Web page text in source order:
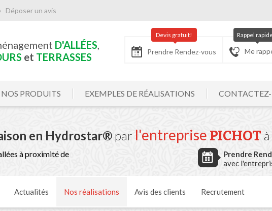
Déposer un avis
D'ALLÉES,
et TERRASSES Prendre Rendez-vous
Devis gratuit!
Me
Rappel
NOS PRODUITS EXEMPLES DE RÉALISATIONS
en Hydrostar®par l'entreprise PICHOT
à proximité de
Prendre
avec
Actualités Nos réalisations Avis des clients Recrutement